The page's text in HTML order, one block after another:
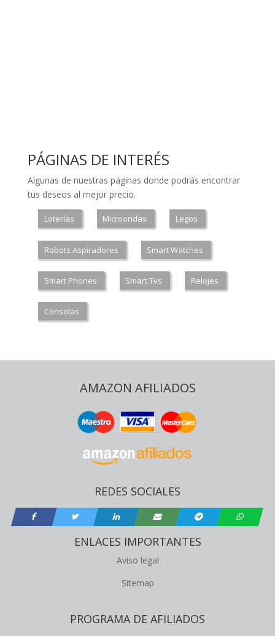
PÁGINAS DE INTERÉS
Algunas de nuestras páginas donde podrás encontrar
tus deseos al mejor precio.
Loterías Microondas Legos
Robots Aspiradores Smart Watches
Smart Phones Smart Tvs Relojes
Consolas
AMAZON AFILIADOS
REDES SOCIALES
ENLACES IMPORTANTES
Aviso legal
Sitemap
PROGRAMA DE AFILIADOS